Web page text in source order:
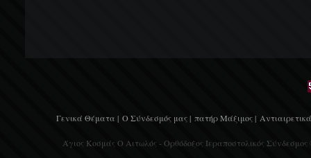
Γενικά Θέματα | Ο Σύνδεσμός μας | πατήρ Μάξιμος |
Άγιος Κοσμάς Ο Αιτωλός - Ορθόδοξος Ιεραποστολικός